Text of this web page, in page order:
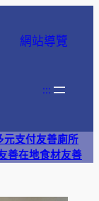
網站導覽
:::
元支付友善廁所
善在地食材友善